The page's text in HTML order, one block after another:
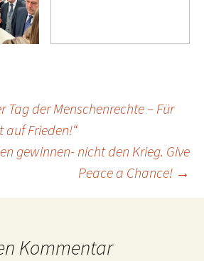
Tag der Menschenrechte – Für
auf Frieden!“
gewinnen- nicht den Krieg. Give
Peace a Chance! →
Kommentar